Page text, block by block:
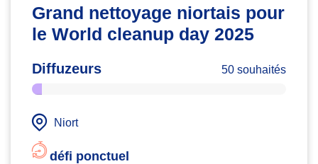
Grand nettoyage niortais pour
le World cleanup day 2025
Diffuzeurs 50 souhaités
Niort
défi ponctuel